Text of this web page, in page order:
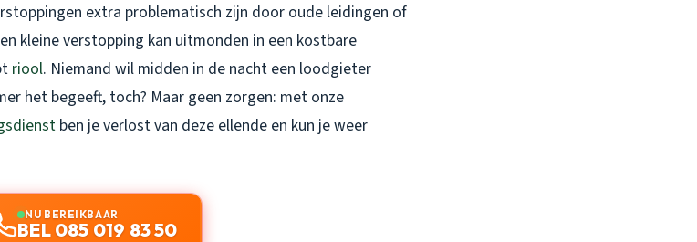
extra problematisch zijn door oude leidingen of
kleine verstopping kan uitmonden in een kostbare
riool. Niemand wil midden in de nacht een loodgieter
het begeeft, toch? Maar geen zorgen: met onze
ben je verlost van deze ellende en kun je weer
NU BEREIKBAAR
BEL 085 019 83 50